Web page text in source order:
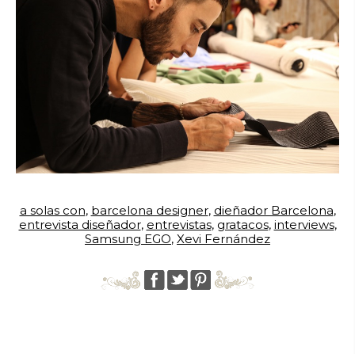
a solas con, barcelona designer, dieñador Barcelona,
entrevista diseñador, entrevistas, gratacos, interviews,
Samsung EGO, Xevi Fernández